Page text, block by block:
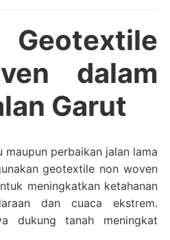
dalam
Garut
maupun perbaikan jalan lama
geotextile non woven
meningkatkan ketahanan
dan cuaca ekstrem.
dukung tanah meningkat